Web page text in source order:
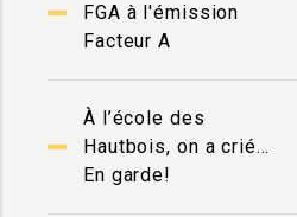
FGA à l'émission
Facteur A
À l’école des
Hautbois, on a crié…
En garde!